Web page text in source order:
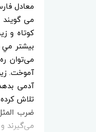
معادل
می
كوتاه و
بيشتر
می‌توان
آموخت.
آدمی
تلاش